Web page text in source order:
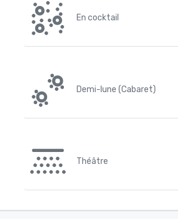
En cocktail
Demi-lune (Cabaret)
Théâtre